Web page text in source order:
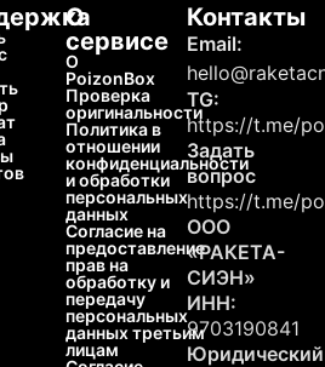
О
сервисе
О
PoizonBox
Проверка
оригинальности
Политика в
отношении
конфиденциальности
и обработки
персональных
данных
Согласие на
предоставление
прав на
обработку и
передачу
персональных
данных третьим
лицам
Контакты
Email:
TG:
https://t.me/
Задать
вопрос
https://t.me/
ООО
«РАКЕТА-
СИЭН»
ИНН:
9703190841
Юридический